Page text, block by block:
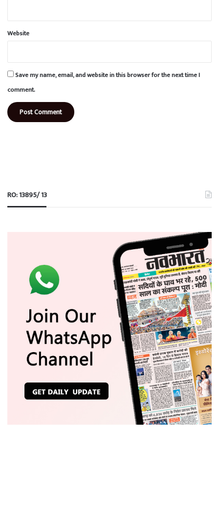
Website
Save my name, email, and website in this browser for the next time I
comment.
RO: 13895/ 13